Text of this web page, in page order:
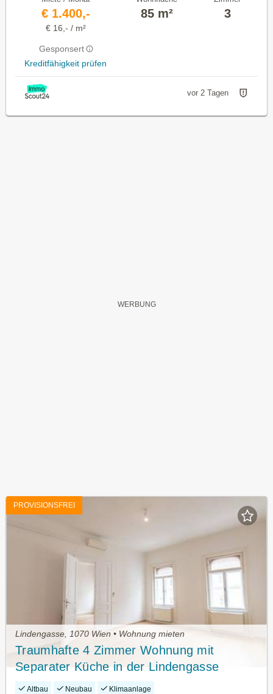
€ 1.400,-
€ 16,- / m²
Gesponsert
Kreditfähigkeit prüfen
85 m² 3
vor 2 Tagen
PROVISIONSFREI
Lindengasse, 1070 Wien • Wohnung mieten
Traumhafte 4 Zimmer Wohnung mit
Separater Küche in der Lindengasse
Altbau Neubau Klimaanlage